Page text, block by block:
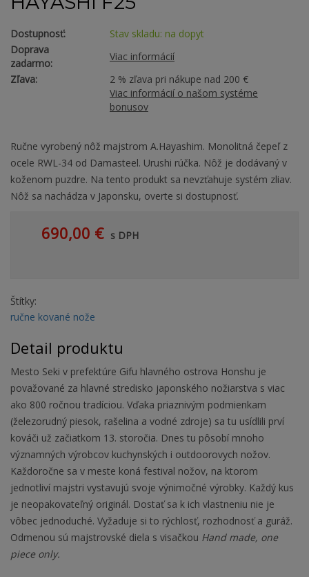
Dostupnosť:
Stav skladu: na dopyt
Doprava
zadarmo:
Viac informácií
Zľava:
2 % zľava pri nákupe nad 200 €
Viac informácií o našom systéme
bonusov
Ručne vyrobený nôž majstrom A.Hayashim. Monolitná čepeľ z
ocele RWL-34 od Damasteel. Urushi rúčka. Nôž je dodávaný v
koženom puzdre. Na tento produkt sa nevzťahuje systém zliav.
Nôž sa nachádza v Japonsku, overte si dostupnosť.
690,00 € s DPH
Štítky:
ručne kované nože
Detail produktu
Mesto Seki v prefektúre Gifu hlavného ostrova Honshu je
považované za hlavné stredisko japonského nožiarstva s viac
ako 800 ročnou tradíciou. Vďaka priaznivým podmienkam
(železorudný piesok, rašelina a vodné zdroje) sa tu usídlili prví
kováči už začiatkom 13. storočia. Dnes tu pôsobí mnoho
významných výrobcov kuchynských i outdoorovych nožov.
Každoročne sa v meste koná festival nožov, na ktorom
jednotliví majstri vystavujú svoje výnimočné výrobky. Každý kus
je neopakovateľný originál. Dostať sa k ich vlastneniu nie je
vôbec jednoduché. Vyžaduje si to rýchlosť, rozhodnosť a guráž.
Odmenou sú majstrovské diela s visačkou Hand made, one
piece only.